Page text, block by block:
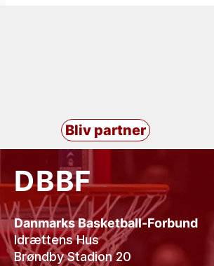
Bliv partner
DBBF
Danmarks Basketball-Forbund
Idrættens Hus
Brøndby Stadion 20